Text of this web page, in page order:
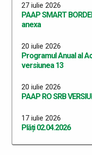
27 iulie 2026
PAAP SMART
anexa
20 iulie 2026
Programul Anual al
versiunea 13
20 iulie 2026
PAAP RO SRB
17 iulie 2026
Plăți 02.04.2026